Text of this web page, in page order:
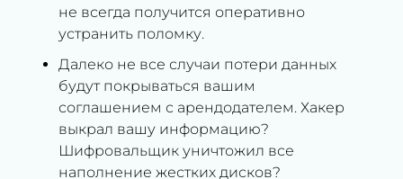
не всегда получится оперативно
устранить поломку.
Далеко не все случаи потери данных
будут покрываться вашим
соглашением с арендодателем. Хакер
выкрал вашу информацию?
Шифровальщик уничтожил все
наполнение жестких дисков?